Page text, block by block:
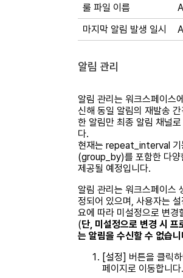
룰 파일 이름
마지막 알림 발생 일시
알림 관리
알림 관리는 워크스페이스
신해 동일 알림의 재발송
한 알림만 최종 알림 채널
다.
현재는 repeat_interval 기
(group_by)를 포함한 다양
제공될 예정입니다.
알림 관리는 워크스페이스
정되어 있으며, 사용자는
요에 따라 미설정으로 변경
(단, 미설정으로 변경 시 프
는 알림을 수신할 수 없습
[설정] 버튼을 클릭
페이지로 이동합니다.